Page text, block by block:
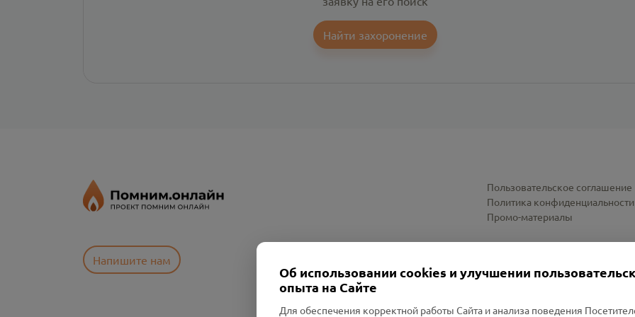
Найти захоронение
Напишите нам
Пользовательское соглашение
Политика конфиденциальности
Промо-материалы
Об использовании cookies и улучшении
опыта на Сайте
Для обеспечения корректной работы Сайта и анализа поведения